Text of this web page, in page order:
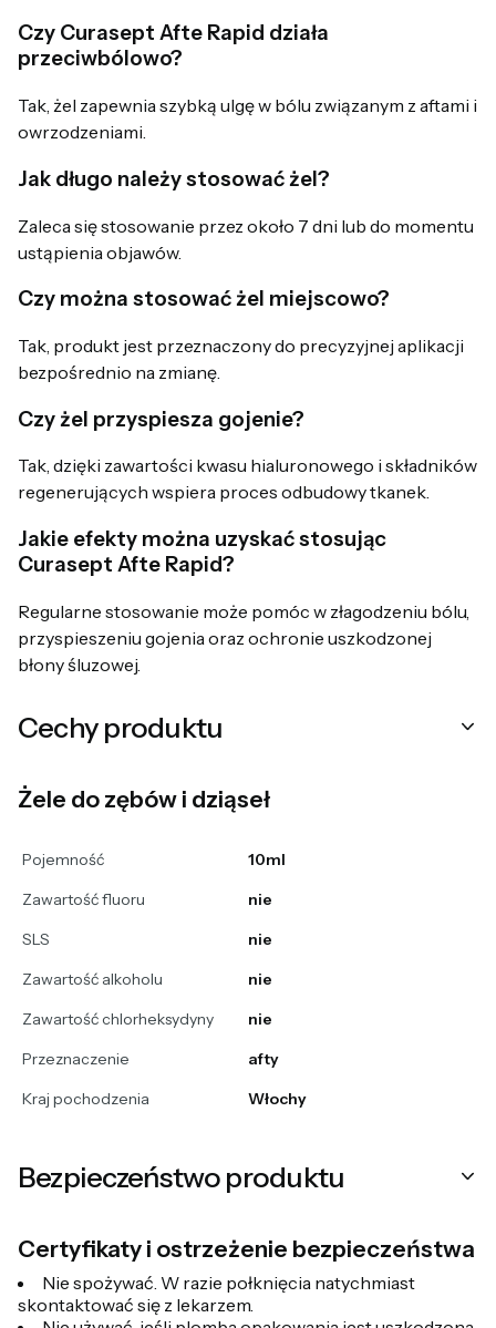
Czy Curasept Afte Rapid działa
przeciwbólowo?
Tak, żel zapewnia szybką ulgę w bólu związanym z aftami i
owrzodzeniami.
Jak długo należy stosować żel?
Zaleca się stosowanie przez około 7 dni lub do momentu
ustąpienia objawów.
Czy można stosować żel miejscowo?
Tak, produkt jest przeznaczony do precyzyjnej aplikacji
bezpośrednio na zmianę.
Czy żel przyspiesza gojenie?
Tak, dzięki zawartości kwasu hialuronowego i składników
regenerujących wspiera proces odbudowy tkanek.
Jakie efekty można uzyskać stosując
Curasept Afte Rapid?
Regularne stosowanie może pomóc w złagodzeniu bólu,
przyspieszeniu gojenia oraz ochronie uszkodzonej
błony śluzowej.
Cechy produktu
Żele do zębów i dziąseł
Pojemność
10ml
Zawartość fluoru
nie
SLS
nie
Zawartość alkoholu
nie
Zawartość chlorheksydyny
nie
Przeznaczenie
afty
Kraj pochodzenia
Włochy
Bezpieczeństwo produktu
Certyfikaty i ostrzeżenie bezpieczeństwa
Nie spożywać. W razie połknięcia natychmiast
skontaktować się z lekarzem.